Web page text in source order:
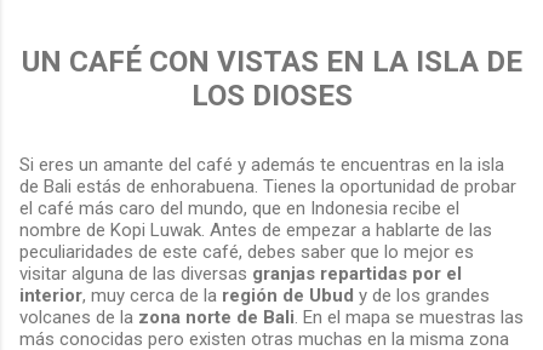
UN CAFÉ CON VISTAS EN LA ISLA DE
LOS DIOSES
Si eres un amante del café y además te encuentras en la isla
de Bali estás de enhorabuena. Tienes la oportunidad de probar
el café más caro del mundo, que en Indonesia recibe el
nombre de Kopi Luwak. Antes de empezar a hablarte de las
peculiaridades de este café, debes saber que lo mejor es
visitar alguna de las diversas granjas repartidas por el
interior, muy cerca de la región de Ubud y de los grandes
volcanes de la zona norte de Bali . En el mapa se muestras las
más conocidas pero existen otras muchas en la misma zona